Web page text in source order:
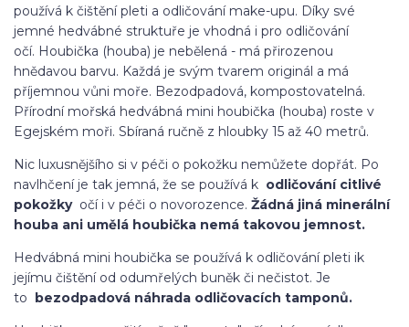
používá k čištění pleti a odličování make-upu. Díky své
jemné hedvábné struktuře je vhodná i pro odličování
očí. Houbička (houba) je nebělená - má přirozenou
hnědavou barvu. Každá je svým tvarem originál a má
příjemnou vůni moře. Bezodpadová, kompostovatelná.
Přírodní mořská hedvábná mini houbička (houba) roste v
Egejském moři. Sbíraná ručně z hloubky 15 až 40 metrů.
Nic luxusnějšího si v péči o pokožku nemůžete dopřát. Po
navlhčení je tak jemná, že se používá k odličování citlivé
pokožkyočí i v péči o novorozence. Žádná jiná minerální
houba ani umělá houbička nemá takovou jemnost.
Hedvábná mini houbička se používá k odličování pleti ik
jejímu čištění od odumřelých buněk či nečistot. Je
to bezodpadová náhrada odličovacích tamponů.